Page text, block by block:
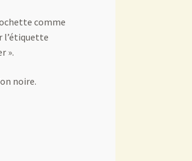
comme
l’étiquette
».
noire.